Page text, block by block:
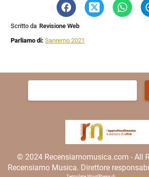
Scritto da Revisione Web
Parliamo di:Sanremo 2021
Ricerca
© 2024 Recensiamomusica.com - All
Recensiamo Musica. Direttore